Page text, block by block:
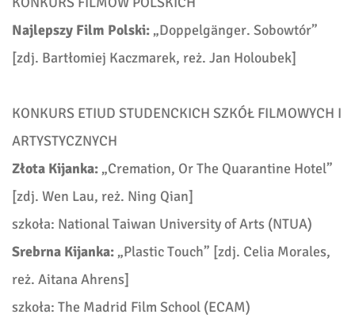
Najlepszy Film Polski: „Doppelgänger. Sobowtór”
[zdj. Bartłomiej Kaczmarek, reż.Jan Holoubek]
KONKURS ETIUD STUDENCKICH SZKÓŁ FILMOWYCH I
ARTYSTYCZNYCH
Złota Kijanka: „Cremation, Or The Quarantine Hotel”
[zdj.Wen Lau, reż. Ning Qian]
szkoła: National Taiwan University of Arts (NTUA)
Srebrna Kijanka: „Plastic Touch” [zdj. Celia Morales,
reż. Aitana Ahrens]
szkoła: The Madrid Film School (ECAM)